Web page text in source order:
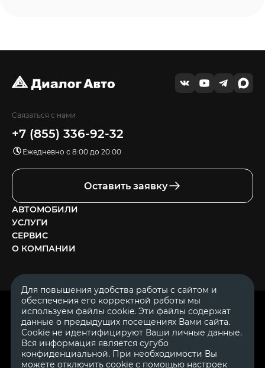
Связаться с нами
+7 (855) 336-92-32
Ежедневно с 8:00 до 20:00
Оставить заявку
АВТОМОБИЛИ
УСЛУГИ
СЕРВИС
О КОМПАНИИ
© 2007—2026 «Диалог Авто» — автосалон. Все права защищены.
Обращаем Ваше внимание на то, что данный Интернет-сайт
носит исключительно информационный характер и ни при
каких условиях не является публичной офертой, определяемой
ОГРН 1111644005153
ИНН 1644062657
Для повышения удобства работы с сайтом и
обеспечения его корректной работы мы
используем файлы cookie. Эти файлы содержат
данные о предыдущих посещениях Вами сайта.
Cookie не идентифицируют Ваши личные данные.
Вся информация является сугубо
конфиденциальной. При необходимости Вы
можете отключить cookie с помощью настроек